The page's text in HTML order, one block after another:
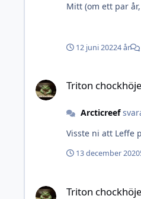
Mitt (om ett par
12 juni 20224 år
Triton
Arcticreef
Visste ni att Leffe
13 december 2020
Triton